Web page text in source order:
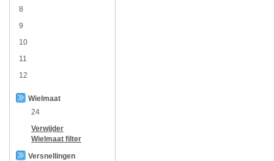
8
9
10
11
12
Wielmaat
24
Verwijder
Wielmaat filter
Versnellingen